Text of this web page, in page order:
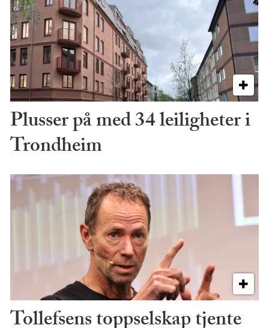
Plusser på med 34 leiligheter i
Trondheim